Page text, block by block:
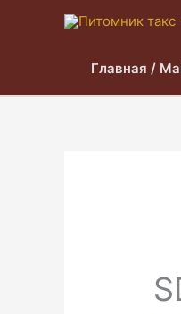
Главная /